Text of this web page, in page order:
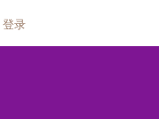
登录